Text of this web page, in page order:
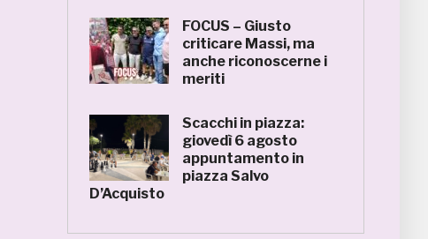
FOCUS – Giusto
criticare Massi, ma
anche riconoscerne i
meriti
Scacchi in piazza:
giovedì 6 agosto
appuntamento in
piazza Salvo
D’Acquisto